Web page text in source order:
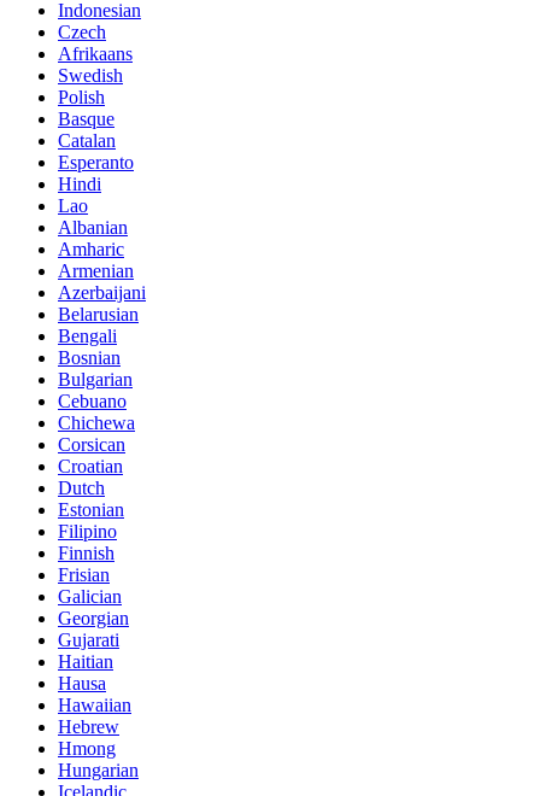
Indonesian
Czech
Afrikaans
Swedish
Polish
Basque
Catalan
Esperanto
Hindi
Lao
Albanian
Amharic
Armenian
Azerbaijani
Belarusian
Bengali
Bosnian
Bulgarian
Cebuano
Chichewa
Corsican
Croatian
Dutch
Estonian
Filipino
Finnish
Frisian
Galician
Georgian
Gujarati
Haitian
Hausa
Hawaiian
Hebrew
Hmong
Hungarian
Icelandic